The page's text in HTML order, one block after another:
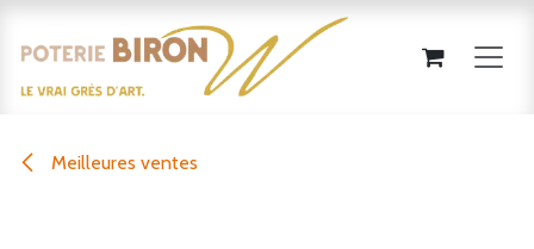
Meilleures ventes